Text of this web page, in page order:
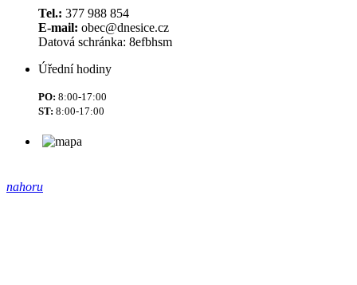
Tel.: 377 988 854
E-mail: obec@dnesice.cz
Datová schránka: 8efbhsm
Úřední hodiny
PO: 8:00-17:00
ST: 8:00-17:00
nahoru